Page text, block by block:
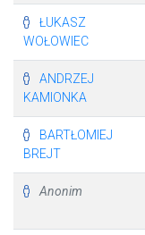
ŁUKASZ
WOŁOWIEC
ANDRZEJ
KAMIONKA
BARTŁOMIEJ
BREJT
Anonim